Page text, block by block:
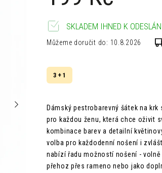
3 + 1
Dámský pestrobarevný šátek na
pro každou ženu, která chce oživit
kombinace barev a detailní
volba pro každodenní nošení i
nabízí řadu možností nošení -
přehoz přes rameno nebo jako
SKLADEM IHNED K
Můžeme doručit do: 10.8.2026